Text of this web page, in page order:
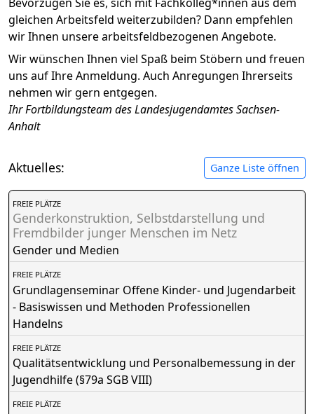
gleichen Arbeitsfeld weiterzubilden? Dann empfehlen
wir Ihnen unsere arbeitsfeldbezogenen Angebote.
Wir wünschen Ihnen viel Spaß beim Stöbern und freuen
uns auf Ihre Anmeldung. Auch Anregungen Ihrerseits
nehmen wir gern entgegen.
Ihr Fortbildungsteam des Landesjugendamtes Sachsen-
Anhalt
Aktuelles: Ganze Liste öffnen
FREIE PLÄTZE
Genderkonstruktion, Selbstdarstellung und
Fremdbilder junger Menschen im Netz
Gender und Medien
FREIE PLÄTZE
Grundlagenseminar Offene Kinder- und Jugendarbeit
- Basiswissen und Methoden Professionellen
Handelns
FREIE PLÄTZE
Qualitätsentwicklung und Personalbemessung in der
Jugendhilfe (§79a SGB VIII)
FREIE PLÄTZE